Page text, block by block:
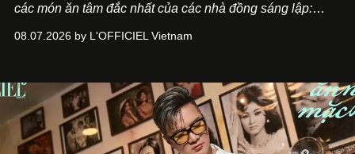
các món ăn tâm đắc nhất của các nhà đồng sáng lập:
món ăn đa dạng từ Á đến Âu nhanh chóng được yêu thích
mang đến niềm vui cho thực khách.
08.07.2026 by L'OFFICIEL Vietnam